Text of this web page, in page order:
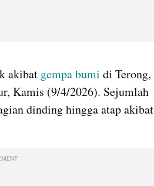
akibat gempa bumi di Terong,
Kamis (9/4/2026). Sejumlah
dinding hingga atap akibat